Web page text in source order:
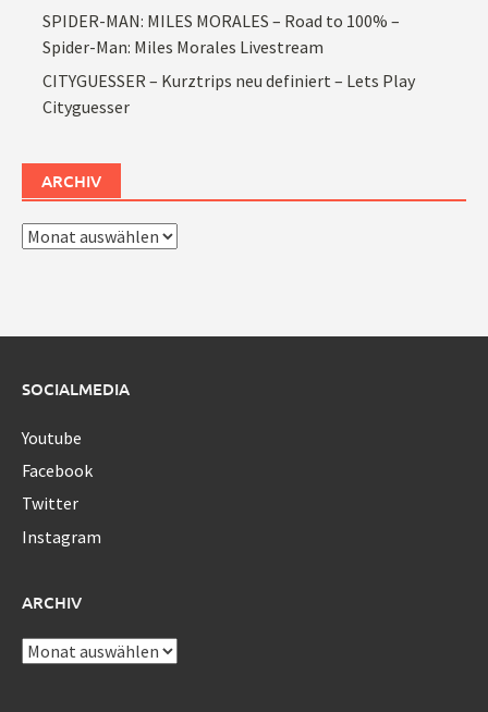
SPIDER-MAN: MILES MORALES – Road to 100% –
Spider-Man: Miles Morales Livestream
CITYGUESSER – Kurztrips neu definiert – Lets Play
Cityguesser
ARCHIV
Archiv
SOCIALMEDIA
Youtube
Facebook
Twitter
Instagram
ARCHIV
Archiv